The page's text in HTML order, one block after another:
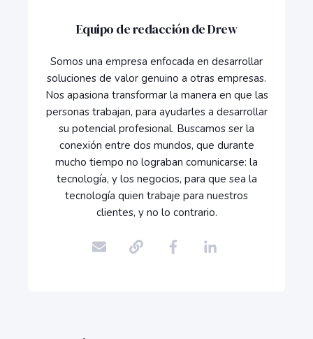
Equipo de redacción de Drew
Somos una empresa enfocada en desarrollar
soluciones de valor genuino a otras empresas.
Nos apasiona transformar la manera en que las
personas trabajan, para ayudarles a desarrollar
su potencial profesional. Buscamos ser la
conexión entre dos mundos, que durante
mucho tiempo no lograban comunicarse: la
tecnología, y los negocios, para que sea la
tecnología quien trabaje para nuestros
clientes, y no lo contrario.